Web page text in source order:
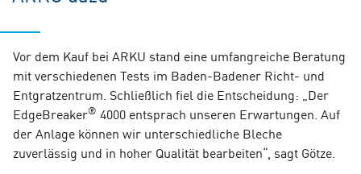
Vor dem Kauf bei ARKU stand eine umfangreiche Beratung
mit verschiedenen Tests im Baden-Badener Richt- und
Entgratzentrum. Schließlich fiel die Entscheidung: „Der
EdgeBreaker® 4000 entsprach unseren Erwartungen. Auf
der Anlage können wir unterschiedliche Bleche
zuverlässig und in hoher Qualität bearbeiten“, sagt Götze.